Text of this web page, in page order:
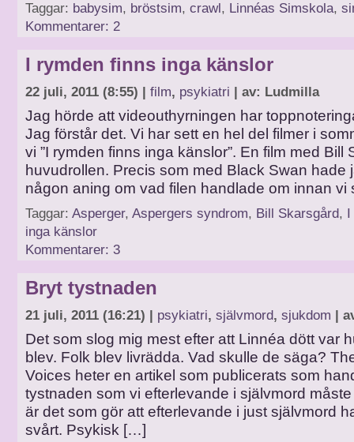
Taggar: babysim, bröstsim, crawl, Linnéas Simskola,
Kommentarer: 2
I rymden finns inga känslor
22 juli, 2011 (8:55) | film, psykiatri | av: Ludmilla
Jag hörde att videouthyrningen har
Jag förstår det. Vi har sett en hel del filmer i
vi ”I rymden finns inga känslor”. En film med Bill
huvudrollen. Precis som med Black Swan hade
någon aning om vad filen handlade om innan
Taggar: Asperger, Aspergers syndrom, Bill Skarsgård, I
inga känslor
Kommentarer: 3
Bryt tystnaden
21 juli, 2011 (16:21) | psykiatri, självmord, sjukdom |
Det som slog mig mest efter att Linnéa dött var
blev. Folk blev livrädda. Vad skulle de säga?
Voices heter en artikel som publicerats som
tystnaden som vi efterlevande i självmord
är det som gör att efterlevande i just självmord
svårt. Psykisk […]